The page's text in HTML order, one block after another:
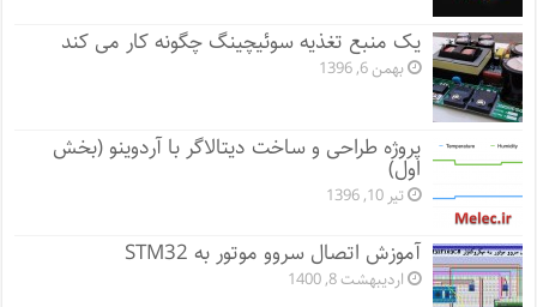
یک منبع تغذیه سوئیچینگ چگونه کار می کند
بهمن 6, 1396
پروژه طراحی و ساخت دیتالاگر با آردوینو (بخش
اول)
تیر 10, 1396
آموزش اتصال سروو موتور به STM32
اردیبهشت 8, 1400